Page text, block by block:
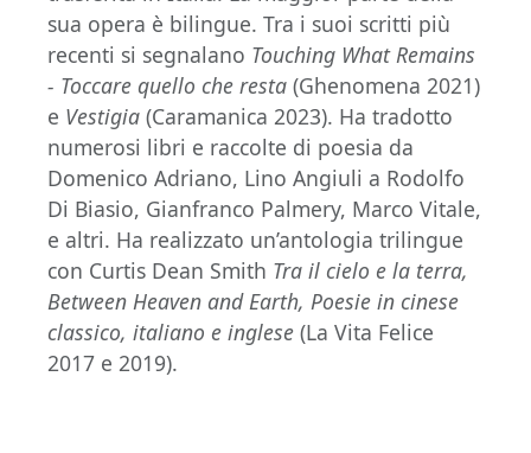
sua opera è bilingue. Tra i suoi scritti più
recenti si segnalano Touching What Remains
- Toccare quello che resta (Ghenomena 2021)
e Vestigia (Caramanica 2023). Ha tradotto
numerosi libri e raccolte di poesia da
Domenico Adriano, Lino Angiuli a Rodolfo
Di Biasio, Gianfranco Palmery, Marco Vitale,
e altri. Ha realizzato un’antologia trilingue
con Curtis Dean Smith Tra il cielo e la terra,
Between Heaven and Earth, Poesie in cinese
classico, italiano e inglese (La Vita Felice
2017 e 2019).